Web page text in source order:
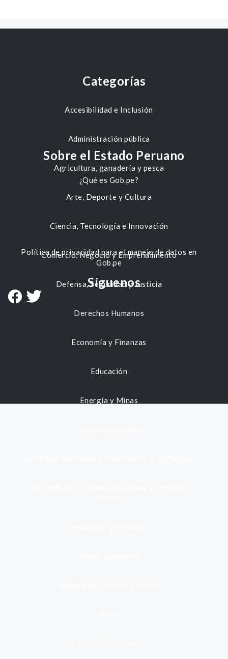
Categorías
Accesibilidad e Inclusión
Administración pública
Agricultura, ganadería y pesca
Arte, Deporte y Cultura
Ciencia, Tecnología e Innovación
Comercio, Negocio y Emprendimiento
Defensa, Seguridad y Justicia
Derechos Humanos
Economía y Finanzas
Educación
Energía y Minas
Sobre el Estado Peruano
¿Qué es Gob.pe?
Política de privacidad para el manejo de datos en
Gob.pe
Síguenos